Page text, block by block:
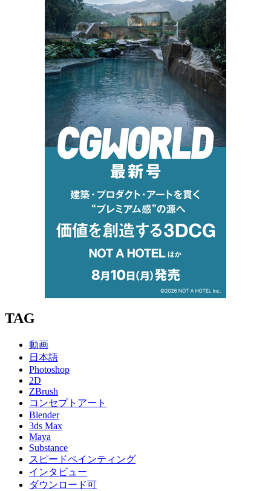
TAG
動画
日本語
Photoshop
2D
ZBrush
コンセプトアート
Blender
3ds Max
Maya
Substance
スピードペインティング
インタビュー
ダウンロード可